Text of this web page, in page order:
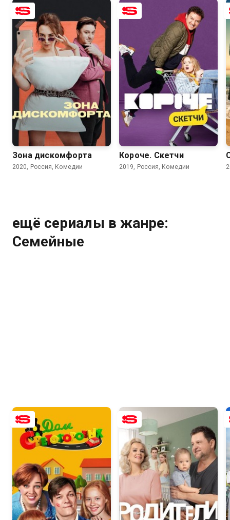
5.0 5.2
Зона дискомфорта
2020, Россия, Комедии
7.6
Короче. Скетчи
2019, Россия, Комедии
ещё сериалы в жанре:
Семейные